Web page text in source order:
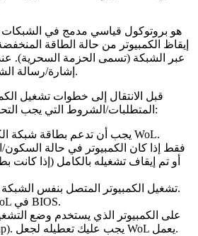
إيقاظ الكمبيوتر من حالة الطاقة
عبر الشبكة (تسمى الحزمة السحرية).
إشارة/رسالة الشبكة، يمكنه التشغيل فوراً.
قبل الانتقال إلى خطوات تشغيل
المتطلبات/الشروط التي يجب التحقق منها. من أهمها ما يلي:
يجب أن تدعم بطاقة شبكة الكمبيوتر البعيد ميزة WoL.
أو تم إيقاف تشغيله بالكامل (إذا كانت
يمكن لـ WoL تشغيل الكمبيوتر المتصل بنفس الشبكة فقط.
تحتاج إلى تفعيل WoL في BIOS.
السريع (Fast Startup). يجب عليك تعطيله لجعل WoL يعمل.